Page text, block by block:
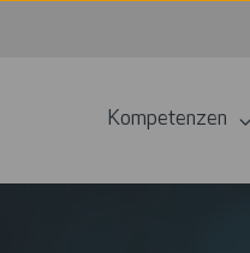
Kompetenzen